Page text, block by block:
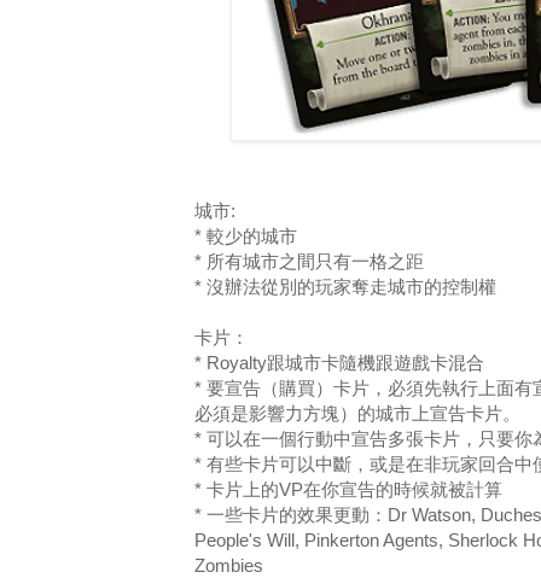
城市:
* 較少的城市
* 所有城市之間只有一格之距
* 沒辦法從別的玩家奪走城市的控制權
卡片：
* Royalty跟城市卡隨機跟遊戲卡混合
* 要宣告（購買）卡片，必須先執行上面
必須是影響力方塊）的城市上宣告卡片。
* 可以在一個行動中宣告多張卡片，只要
* 有些卡片可以中斷，或是在非玩家回合中
* 卡片上的VP在你宣告的時候就被計算
* 一些卡片的效果更動：Dr Watson,
People's Will, Pinkerton Agents, Sherlock
Zombies